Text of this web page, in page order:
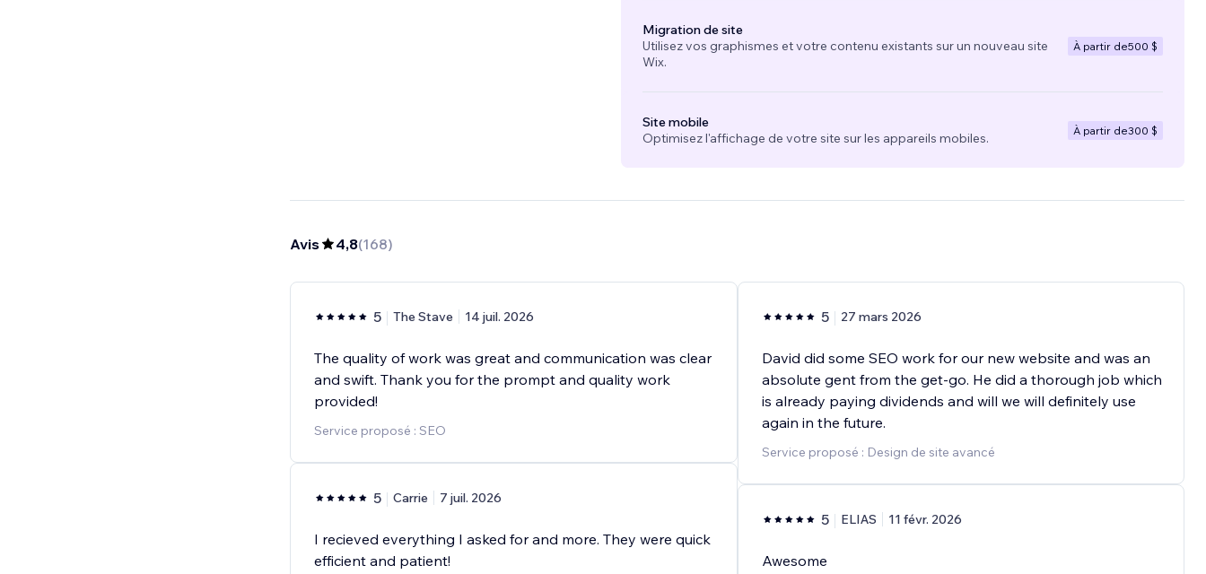
Migration de site
Utilisez vos graphismes et votre contenu existants sur un nouveau site
Wix.
À partir de500 $
Site mobile
Optimisez l'affichage de votre site sur les appareils mobiles.
À partir de300 $
Avis 4,8(168)
5 The Stave 14 juil. 2026
The quality of work was great and communication was clear
and swift. Thank you for the prompt and quality work
provided!
Service proposé : SEO
5 Carrie 7 juil. 2026
I recieved everything I asked for and more. They were quick
efficient and patient!
5 27 mars 2026
David did some SEO work for our new website and was an
absolute gent from the get-go. He did a thorough job which
is already paying dividends and will we will definitely use
again in the future.
Service proposé : Design de site avancé
5 ELIAS 11 févr. 2026
Awesome